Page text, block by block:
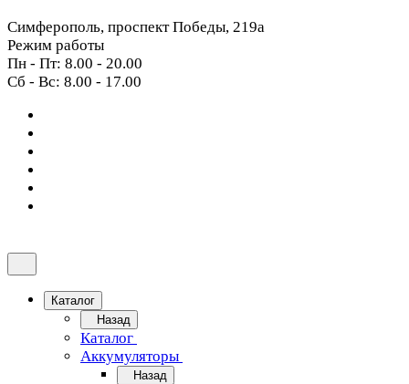
Симферополь, проспект Победы, 219а
Режим работы
Пн - Пт: 8.00 - 20.00
Сб - Вс: 8.00 - 17.00
Каталог
Назад
Каталог
Аккумуляторы
Назад